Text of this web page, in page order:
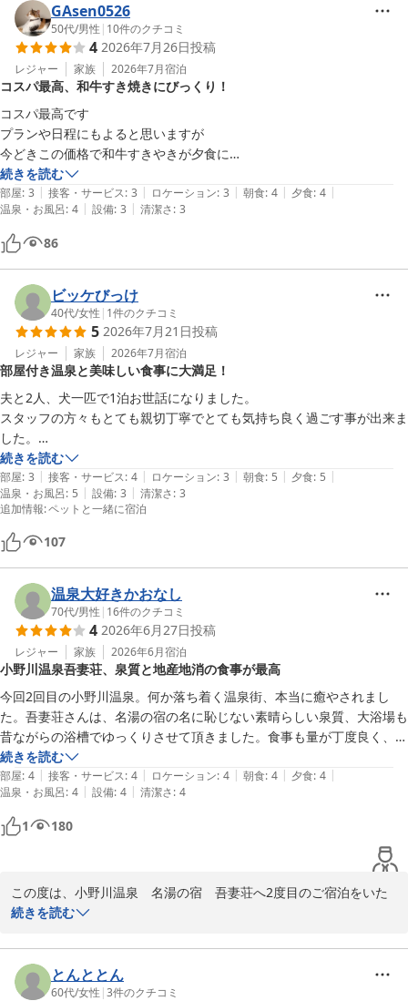
お部屋での温泉や、お食事についてお褒めの言葉をいただき大変嬉
しく存じます。
お部屋のお湯が熱かったとのことですが、源泉かけ流しならではの
湯量と温度を感じていただけたのであれば幸いです。
また、わんちゃん用のアメニティにつきましても貴重なご意見をい
ただきありがとうございます。お客様にさらに快適にお過ごしいた
だけるよう、今後のサービス向上の参考にさせていただきます。ペ
ット用アメニティの充実について、今後の参考にさせていただきま
す。
お食事の際もわんちゃんとご一緒におくつろぎいただけたようで安
心いたしました。
また皆様とわんちゃんにお会いできる日を、スタッフ一同心よりお
小野川温泉 名湯の宿 吾妻荘
2026-07-24
GAsen0526
50代/男性 | 10件のクチコミ
4 2026年7月26日投稿
レジャー 家族 2026年7月宿泊
コスパ最高、和牛すき焼きにびっくり！
コスパ最高です
プランや日程にもよると思いますが
今どきこの価格で和牛すきやきが夕食に
出てくるなんてびっくりしました
その他の食事の内容も良かったです
いっぱい食べたい人にはちょっと物足りない
量だと思いますが
窓際にクモの巣などちょっと残念なところもありますが
アメニティ等おおむね良かったです
続きを読む
部屋: 3 | 接客・サービス: 3 | ロケーション: 3 | 朝食: 4 | 夕食: 4 |
温泉・お風呂: 4 | 設備: 3 | 清潔さ: 3
86
ビッケびっけ
40代/女性 | 1件のクチコミ
5 2026年7月21日投稿
レジャー 家族 2026年7月宿泊
部屋付き温泉と美味しい食事に大満足！
夫と2人、犬一匹で1泊お世話になりました。
スタッフの方々もとても親切丁寧でとても気持ち良く過ごす事が出来ま
した。
宿周辺も温泉街になっていて、早朝の犬の散歩時もすでに温泉を利用し
ているお客さんで朝から賑わっていました😊
なにより部屋に温泉があるのが最高でした♡
ほんのり硫黄の香りが漂うお湯でした。
食事も部屋で食べれたので、他の宿泊客の方と顔を合わせる事はほぼあ
りませんでした。
ありましたが違いが分からないくらい美味しいお肉でした♡
おひつに入ったご飯が提供されましたが、美味しいおかずで白飯も進み
追加でおかわりしました（笑）朝ご飯もおかずの品数が豊富でご飯1膳
じゃ足りないくらい満足出来る内容です。
サービスでワンちゃん用のちょっとしたオヤツも付いてきましたが、馬
肉を使用した手作りジャーキーでワンコもとても喜びネットでも購入出
来る事が分かりすぐ注文しました。
7月のとても暑い時期の宿泊だったので、春先か秋口にまた泊まりに行
きたいと思えるお宿でした。
続きを読む
部屋: 3 | 接客・サービス: 4 | ロケーション: 3 | 朝食: 5 | 夕食: 5 |
温泉・お風呂: 5 | 設備: 3 | 清潔さ: 3
追加情報:ペットと一緒に宿泊
107
温泉大好きかおなし
70代/男性 | 16件のクチコミ
4 2026年6月27日投稿
レジャー 家族 2026年6月宿泊
小野川温泉吾妻荘、泉質と地産地消の食事が最高
今回2回目の小野川温泉。何か落ち着く温泉街、本当に癒やされまし
た。吾妻荘さんは、名湯の宿の名に恥じない素晴らしい泉質、大浴場も
昔ながらの浴槽でゆっくりさせて頂きました。食事も量が丁度良く、ま
た、典型的な地産地消の食材ばかりでとても美味しかったです。次回も
米沢に来た際は、吾妻荘さんを予約したいと思います。帰りがけに温泉
街で温泉まんじゅうとラジューム卵を購入しました。大変お世話になり
ました。
続きを読む
部屋: 4 | 接客・サービス: 4 | ロケーション: 4 | 朝食: 4 | 夕食: 4 |
温泉・お風呂: 4 | 設備: 4 | 清潔さ: 4
1 180
この度は、小野川温泉　名湯の宿　吾妻荘へ2度目のご宿泊をいた
だき、誠にありがとうございます。
当館の温泉や、地元の食材を活かしたお食事にご満足いただけたと
のこと、大変光栄に存じます。昔ながらの浴槽で、日頃のお疲れを
癒やしていただけたのであれば何よりでございます。
続きを読む
とんととん
60代/女性 |3件のクチコミ